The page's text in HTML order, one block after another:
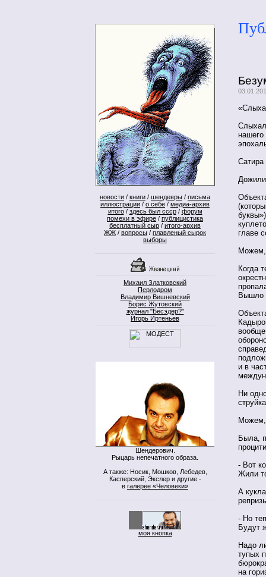
новости / книги / шендевры / письма
иллюстрации / о себе / медиа-архив
итого/ здесь был ссср/ форум
помехи в эфире / публицистика
бесплатный сыр / итого-архив
ЖЖ / вопросы / плавленый сырок
выборы
Михаил Златковский
Перлодром
Владимир Вишневский
Борис Жутовский
журнал "Бесэдер?"
Игорь Иртеньев
Шендерович.
Рыцарь непечатного образа.
А также: Носик, Мошков, Лебедев,
Касперский, Экслер и другие -
в галерее «Человеки»
моя кнопка
главе
Можем,
Когда
Вышло
и в
Ни
Можем,
Была,
- Вот
Жили
А
- Но
Будут
Надо
тупых
на